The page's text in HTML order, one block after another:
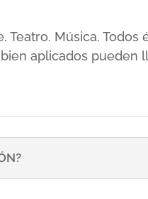
Teatro. Música.
aplicados pueden